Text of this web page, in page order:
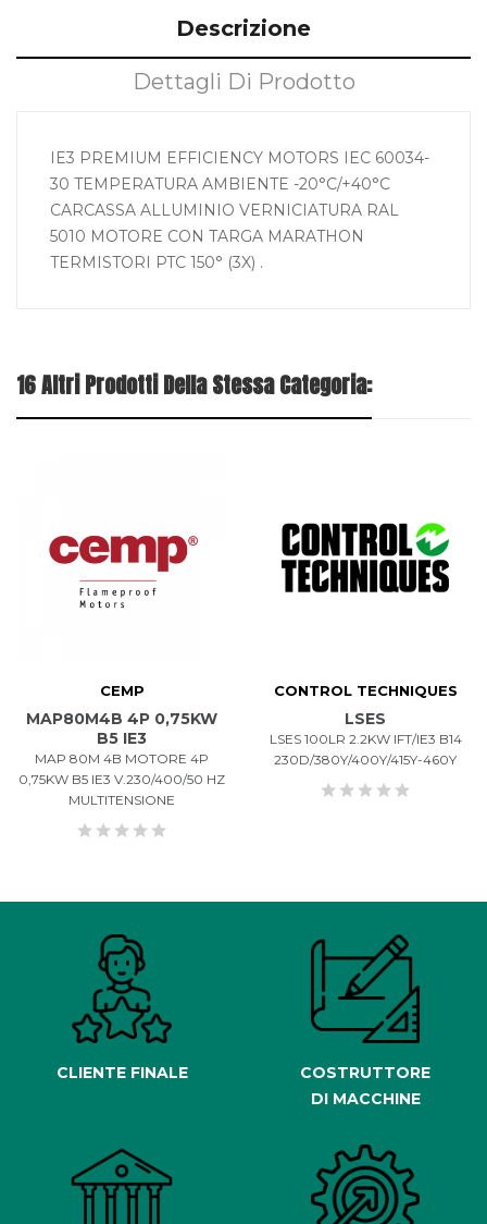
Descrizione
Dettagli Di Prodotto
IE3 PREMIUM EFFICIENCY MOTORS IEC 60034-
30 TEMPERATURA AMBIENTE -20°C/+40°C
CARCASSA ALLUMINIO VERNICIATURA RAL
5010 MOTORE CON TARGA MARATHON
TERMISTORI PTC 150° (3X) .
16 Altri Prodotti Della Stessa Categoria:
CEMP
MAP80M4B 4P 0,75KW
B5 IE3
MAP 80M 4B MOTORE 4P
0,75KW B5 IE3 V.230/400/50 HZ
MULTITENSIONE
CONTROL TECHNIQUES
LSES
LSES 100LR 2.2KW IFT/IE3 B14
230D/380Y/400Y/415Y-460Y
CLIENTE FINALE
COSTRUTTORE
DI MACCHINE